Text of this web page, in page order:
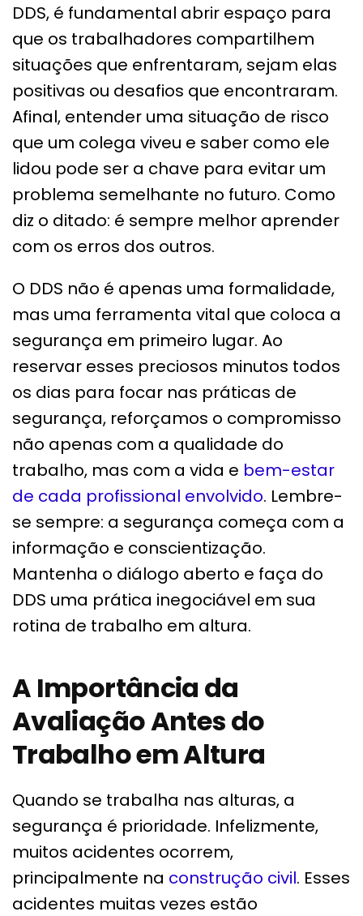
DDS, é fundamental abrir espaço para
que os trabalhadores compartilhem
situações que enfrentaram, sejam elas
positivas ou desafios que encontraram.
Afinal, entender uma situação de risco
que um colega viveu e saber como ele
lidou pode ser a chave para evitar um
problema semelhante no futuro. Como
diz o ditado: é sempre melhor aprender
com os erros dos outros.
O DDS não é apenas uma formalidade,
mas uma ferramenta vital que coloca a
segurança em primeiro lugar. Ao
reservar esses preciosos minutos todos
os dias para focar nas práticas de
segurança, reforçamos o compromisso
não apenas com a qualidade do
trabalho, mas com a vida e bem-estar
de cada profissional envolvido. Lembre-
se sempre: a segurança começa com a
informação e conscientização.
Mantenha o diálogo aberto e faça do
DDS uma prática inegociável em sua
rotina de trabalho em altura.
A Importância da
Avaliação Antes do
Trabalho em Altura
Quando se trabalha nas alturas, a
segurança é prioridade. Infelizmente,
muitos acidentes ocorrem,
principalmente na construção civil. Esses
acidentes muitas vezes estão